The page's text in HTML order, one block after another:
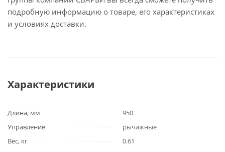
подробную информацию о товаре, его характеристиках
и условиях доставки.
Характеристики
Длина, мм
950
Управление
рычажные
Вес, кг
0.61